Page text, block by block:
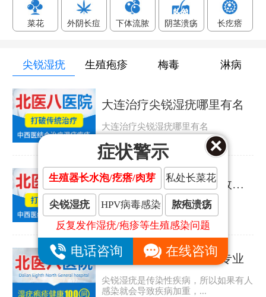
菜花 外阴长痘 下体流脓 阴茎溃疡 长疙瘩
尖锐湿疣 生殖疱疹 梅毒 淋病
大连治疗尖锐湿疣哪里有名
大连治疗尖锐湿疣哪里有名
大连治疗尖锐湿疣哪里效果好
大连治疗尖锐湿疣哪里效果好
大连哪家尖锐湿疣医院专业
尖锐湿疣是传染性疾病，所以如果有人
感染就会导致疾病加重，...
症状警示
生殖器长水泡/疙瘩/肉芽 私处长菜花
尖锐湿疣 HPV病毒感染
脓疱溃疡
反复发作湿疣/疱疹等生殖感染问题
电话咨询 在线咨询